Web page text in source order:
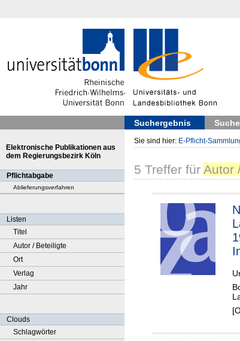
Suchergebnis
Elektronische Publikationen aus
dem Regierungsbezirk Köln
Pflichtabgabe
Ablieferungsverfahren
Listen
Titel
Autor / Beteiligte
Ort
Verlag
Jahr
Clouds
Schlagwörter
Sie sind hier: E-Pflicht-
5 Treffer für Autor